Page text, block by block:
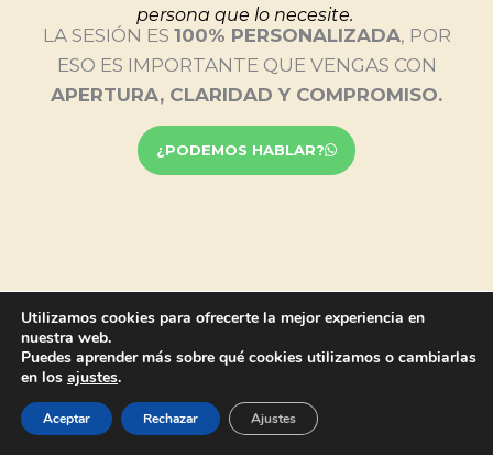
persona que lo necesite.
LA SESIÓN ES 100% PERSONALIZADA, POR
ESO ES IMPORTANTE QUE VENGAS CON
APERTURA, CLARIDAD Y COMPROMISO.
¿PODEMOS HABLAR?
Utilizamos cookies para ofrecerte la mejor experiencia en
nuestra web.
Puedes aprender más sobre qué cookies utilizamos o cambiarlas
en los ajustes.
Aceptar Rechazar Ajustes